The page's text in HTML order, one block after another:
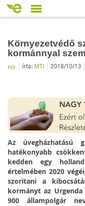
Környezetvédő
kormánnyal
Hír írta: MTI 2018/10/13
Az üvegházhatású
hatékonyabb
kedden egy
értelmében 2020
szorítani a
kormányt az
900 állampolgár